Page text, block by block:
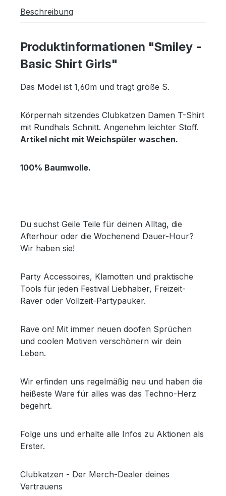
Beschreibung
Produktinformationen "Smiley -
Basic Shirt Girls"
Das Model ist 1,60m und trägt größe S.
Körpernah sitzendes Clubkatzen Damen T-Shirt
mit Rundhals Schnitt. Angenehm leichter Stoff.
Artikel nicht mit Weichspüler waschen.
100% Baumwolle.
Du suchst Geile Teile für deinen Alltag, die
Afterhour oder die Wochenend Dauer-Hour?
Wir haben sie!
Party Accessoires, Klamotten und praktische
Tools für jeden Festival Liebhaber, Freizeit-
Raver oder Vollzeit-Partypauker.
Rave on! Mit immer neuen doofen Sprüchen
und coolen Motiven verschönern wir dein
Leben.
Wir erfinden uns regelmäßig neu und haben die
heißeste Ware für alles was das Techno-Herz
begehrt.
Folge uns und erhalte alle Infos zu Aktionen als
Erster.
Clubkatzen - Der Merch-Dealer deines
Vertrauens